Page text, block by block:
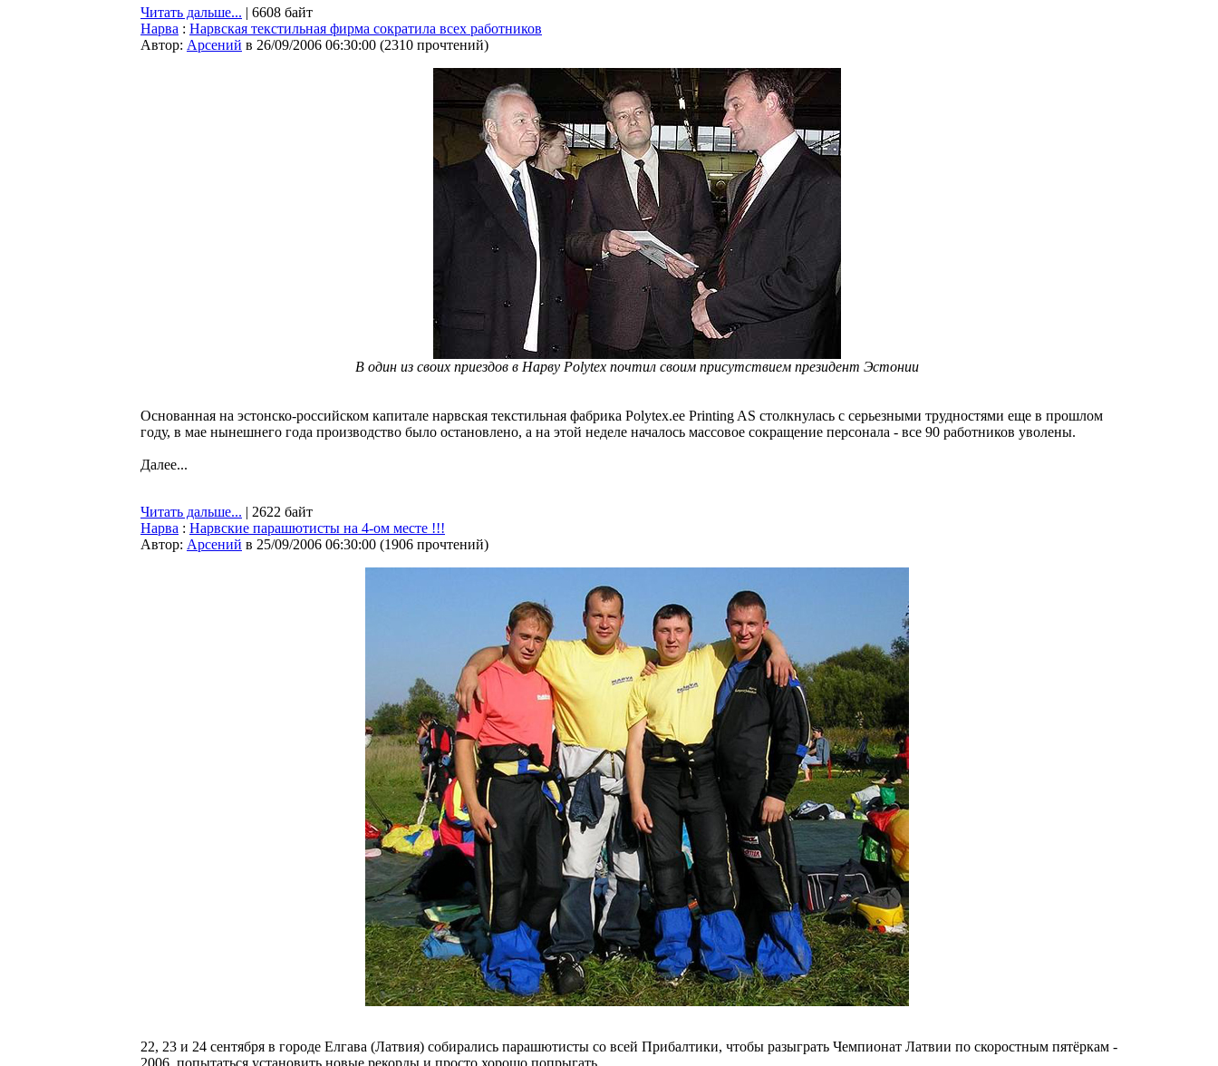
Читать дальше... | 6608 байт
Нарва : Нарвская текстильная фирма сократила всех работников
Автор: Арсений в 26/09/2006 06:30:00 (2310 прочтений)
В один из своих приездов в Нарву Polytex почтил своим присутствием президент Эстонии
Основанная на эстонско-российском капитале нарвская текстильная фабрика Polytex.ee Printing AS столкнулась с серьезными трудностями еще в прошлом
году, в мае нынешнего года производство было остановлено, а на этой неделе началось массовое сокращение персонала - все 90 работников уволены.
Далее...
Читать дальше... | 2622 байт
Нарва : Нарвские парашютисты на 4-ом месте !!!
Автор: Арсений в 25/09/2006 06:30:00 (1906 прочтений)
22, 23 и 24 сентября в городе Елгава (Латвия) собирались парашютисты со всей Прибалтики, чтобы разыграть Чемпионат Латвии по скоростным пятёркам -
2006, попытаться установить новые рекорды и просто хорошо попрыгать.